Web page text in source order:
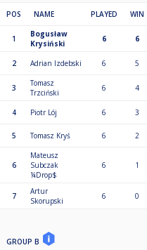
POS NAME PLAYED WIN
1
Bogusław
Krysiński
6 6
2 Adrian Izdebski 6 5
3
Tomasz
Trzciński
6 4
4 Piotr Lój 6 3
5 Tomasz Kryś 6 2
6
Mateusz
Subczak
¼Drop$
6 1
7
Artur
Skorupski
6 0
GROUP B